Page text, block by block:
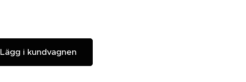
Lägg i kundvagnen